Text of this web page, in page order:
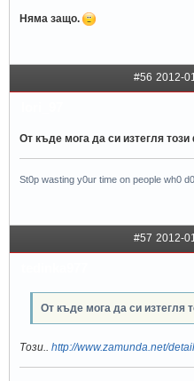
Няма защо.
#56 2012-
От къде мога да си изтегля
St0p wasting y0ur time on people wh0
#57 2012-
От къде мога да си изтегля
Този.. http://www.zamunda.net/